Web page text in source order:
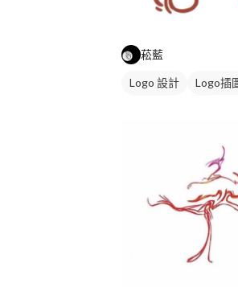
菘藍
Logo 設計 Logo插